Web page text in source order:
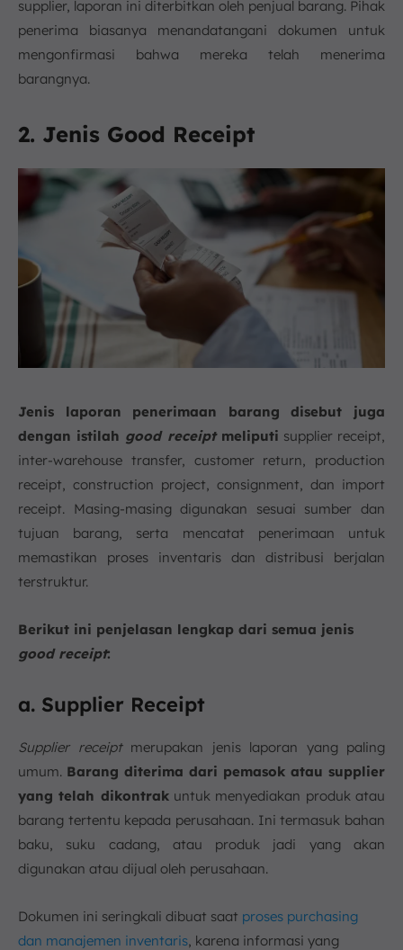
supplier, laporan ini diterbitkan oleh penjual barang. Pihak
penerima biasanya menandatangani dokumen untuk
mengonfirmasi bahwa mereka telah menerima
barangnya.
2. Jenis Good Receipt
Jenis laporan penerimaan barang disebut juga
dengan istilah good receiptmeliputi supplier receipt,
inter-warehouse transfer, customer return, production
receipt, construction project, consignment, dan import
receipt. Masing-masing digunakan sesuai sumber dan
tujuan barang, serta mencatat penerimaan untuk
memastikan proses inventaris dan distribusi berjalan
terstruktur.
Berikut ini penjelasan lengkap dari semua jenis
good receipt:
a. Supplier Receipt
Supplier receipt merupakan jenis laporan yang paling
umum. Barang diterima dari pemasok atau supplier
yang telah dikontrakuntuk menyediakan produk atau
barang tertentu kepada perusahaan. Ini termasuk bahan
baku, suku cadang, atau produk jadi yang akan
digunakan atau dijual oleh perusahaan.
Dokumen ini seringkali dibuat saat proses purchasing
dan manajemen inventaris , karena informasi yang